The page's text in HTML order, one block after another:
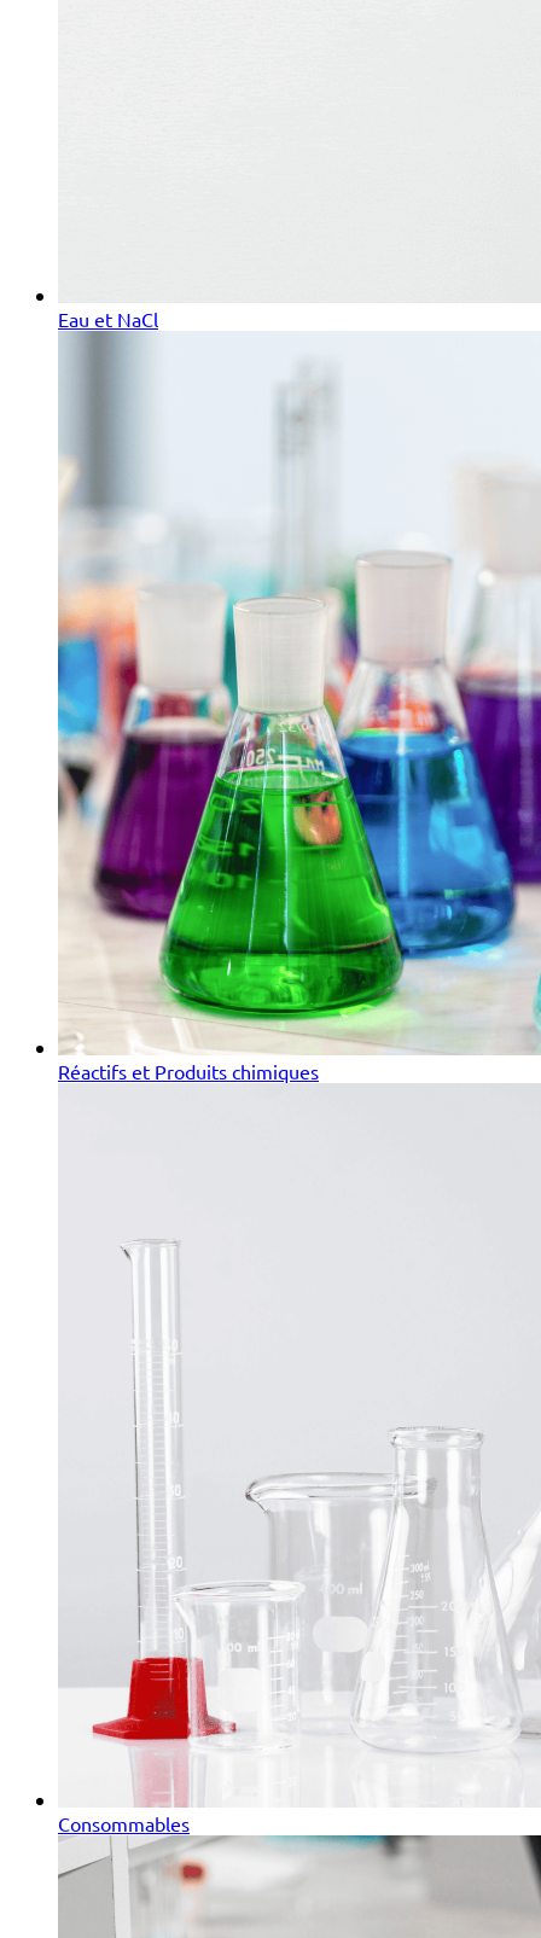
Eau et NaCl
Réactifs et Produits chimiques
Consommables